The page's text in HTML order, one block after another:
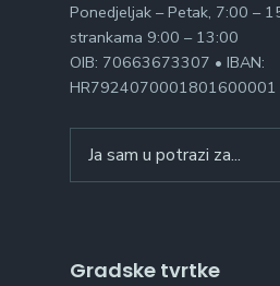
Ponedjeljak – Petak, 7:00 –
strankama 9:00 – 13:00
OIB: 70663673307 • IBAN:
HR7924070001801600001
for:
Gradske tvrtke